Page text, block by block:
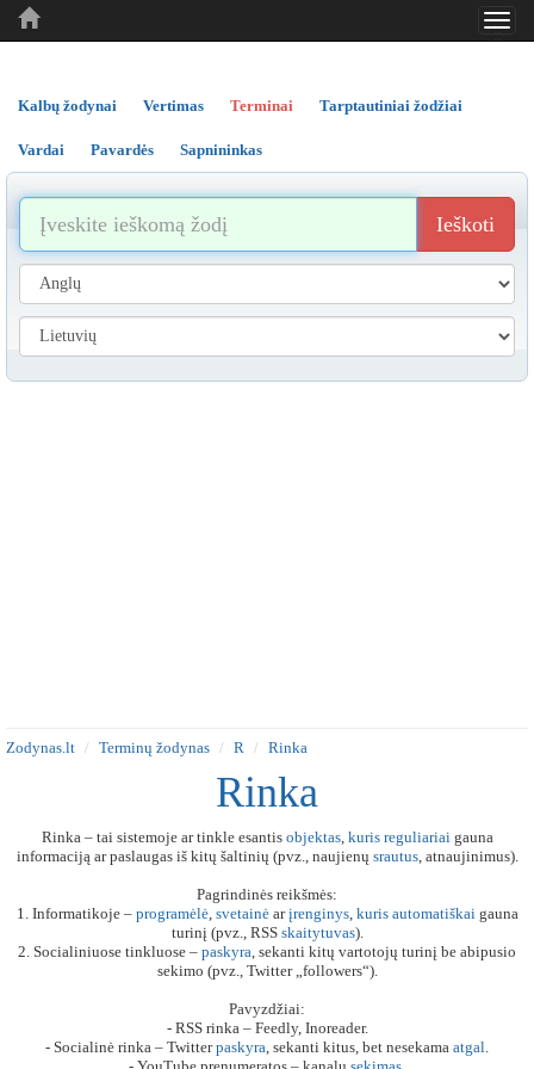
..
..
Kalbų žodynai Vertimas Terminai Tarptautiniai žodžiai
Vardai Pavardės Sapnininkas
Ieškoti
Zodynas.lt Terminų žodynas R Rinka
Rinka
Rinka – tai sistemoje ar tinkle esantis objektas, kuris reguliariaigauna
informaciją ar paslaugas iš kitų šaltinių (pvz., naujienų srautus, atnaujinimus).
Pagrindinės reikšmės:
1. Informatikoje – programėlė, svetainėarįrenginys, kuris automatiškaigauna
turinį (pvz., RSS skaitytuvas).
2. Socialiniuose tinkluose – paskyra, sekanti kitų vartotojų turinį be abipusio
sekimo (pvz., Twitter „followers“).
Pavyzdžiai:
- RSS rinka – Feedly, Inoreader.
- Socialinė rinka – Twitterpaskyra, sekanti kitus, bet nesekama atgal.